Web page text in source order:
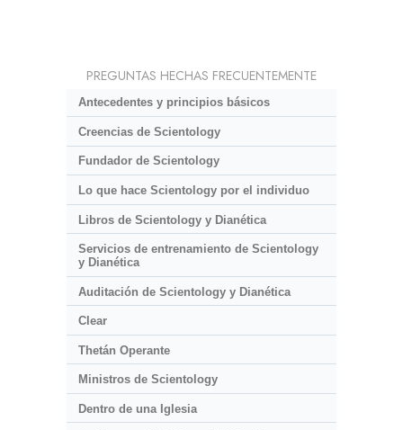
PREGUNTAS HECHAS FRECUENTEMENTE
Antecedentes y principios básicos
Creencias de Scientology
Fundador de Scientology
Lo que hace Scientology por el individuo
Libros de Scientology y Dianética
Servicios de entrenamiento de Scientology
y Dianética
Auditación de Scientology y Dianética
Clear
Thetán Operante
Ministros de Scientology
Dentro de una Iglesia